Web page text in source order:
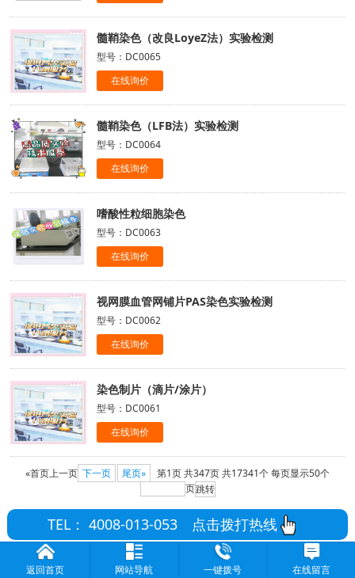
髓鞘染色（改良LoyeZ法）实验检测
型号：DC0065
在线询价
髓鞘染色（LFB法）实验检测
型号：DC0064
在线询价
嗜酸性粒细胞染色
型号：DC0063
在线询价
视网膜血管网铺片PAS染色实验检测
型号：DC0062
在线询价
染色制片（滴片/涂片）
型号：DC0061
在线询价
«首页上一页 下一页 尾页» 第1页共347页共17341个每页显示50个
页
TEL： 4008-013-053点击拨打热线
返回首页 网站导航 一键拨号 在线留言